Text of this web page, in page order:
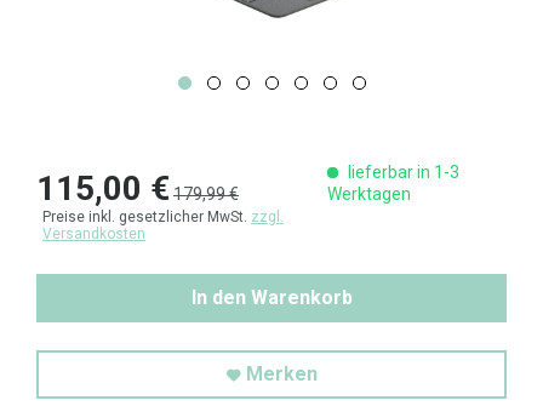
115,00 €179,99 €
Preise inkl. gesetzlicher MwSt. zzgl.
Versandkosten
lieferbar in 1-3
Werktagen
In den Warenkorb
Merken